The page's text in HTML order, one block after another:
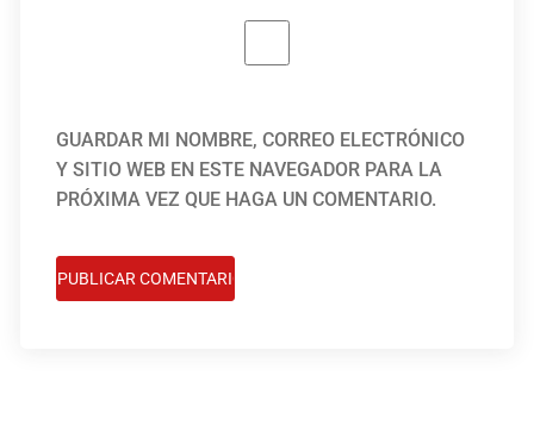
GUARDAR MI NOMBRE, CORREO ELECTRÓNICO
Y SITIO WEB EN ESTE NAVEGADOR PARA LA
PRÓXIMA VEZ QUE HAGA UN COMENTARIO.